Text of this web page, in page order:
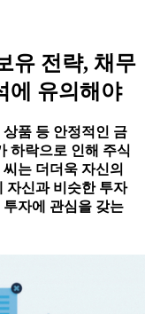
유 전략, 채무
에 유의해야
품 등 안정적인 금
하락으로 인해 주식
는 더더욱 자신의
자신과 비슷한 투자
자에 관심을 갖는